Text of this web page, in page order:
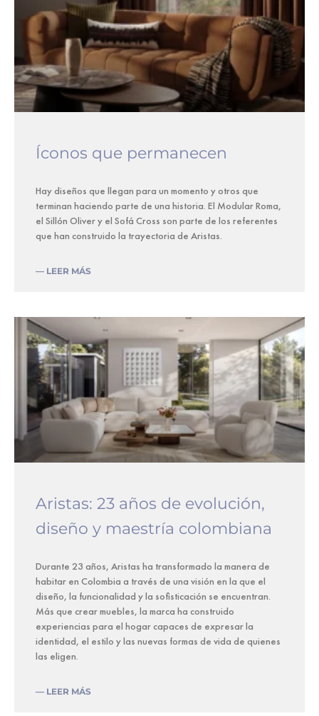
Íconos que permanecen
Hay diseños que llegan para un momento y otros que
terminan haciendo parte de una historia. El Modular Roma,
el Sillón Oliver y el Sofá Cross son parte de los referentes
que han construido la trayectoria de Aristas.
— LEER MÁS
Aristas: 23 años de evolución,
diseño y maestría colombiana
Durante 23 años, Aristas ha transformado la manera de
habitar en Colombia a través de una visión en la que el
diseño, la funcionalidad y la sofisticación se encuentran.
Más que crear muebles, la marca ha construido
experiencias para el hogar capaces de expresar la
identidad, el estilo y las nuevas formas de vida de quienes
las eligen.
— LEER MÁS